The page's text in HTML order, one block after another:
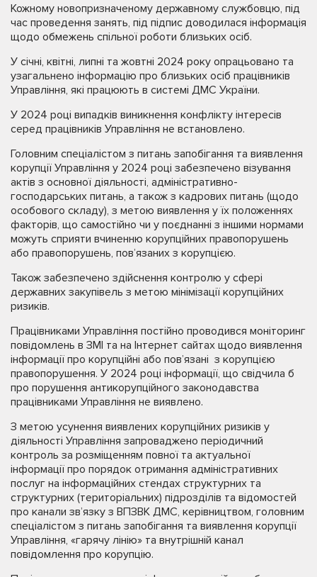
Кожному новопризначеному державному службовцю, під
час проведення занять, під підпис доводилася інформація
щодо обмежень спільної роботи близьких осіб.
У січні, квітні, липні та жовтні 2024 року опрацьовано та
узагальнено інформацію про близьких осіб працівників
Управління, які працюють в системі ДМС України.
У 2024 році випадків виникнення конфлікту інтересів
серед працівників Управління не встановлено.
Головним спеціалістом з питань запобігання та виявлення
корупції Управління у 2024 році забезпечено візування
актів з основної діяльності, адміністративно-
господарських питань, а також з кадрових питань (щодо
особового складу), з метою виявлення у їх положеннях
факторів, що самостійно чи у поєднанні з іншими нормами
можуть сприяти вчиненню корупційних правопорушень
або правопорушень, пов’язаних з корупцією.
Також забезпечено здійснення контролю у сфері
державних закупівель з метою мінімізації корупційних
ризиків.
Працівниками Управління постійно проводився моніторинг
повідомлень в ЗМІ та на Інтернет сайтах щодо виявлення
інформації про корупційні або пов’язані з корупцією
правопорушення. У 2024 році інформації, що свідчила б
про порушення антикорупційного законодавства
працівниками Управління не виявлено.
З метою усунення виявлених корупційних ризиків у
діяльності Управління запроваджено періодичний
контроль за розміщенням повної та актуальної
інформації про порядок отримання адміністративних
послуг на інформаційних стендах структурних та
структурних (територіальних) підрозділів та відомостей
про канали зв’язку з ВПЗВК ДМС, керівництвом, головним
спеціалістом з питань запобігання та виявлення корупції
Управління, «гарячу лінію» та внутрішній канал
повідомлення про корупцію.